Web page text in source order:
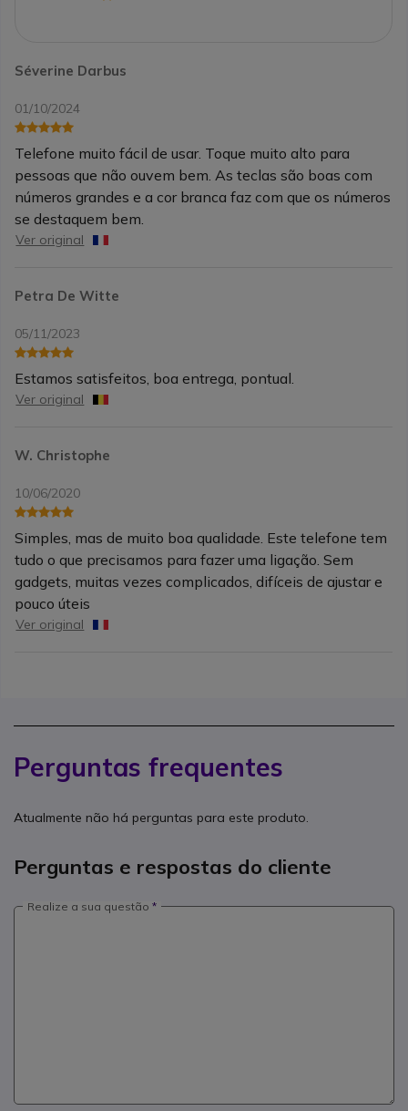
Séverine Darbus
01/10/2024
Telefone muito fácil de usar. Toque muito alto para
pessoas que não ouvem bem. As teclas são boas com
números grandes e a cor branca faz com que os números
se destaquem bem.
Ver original
Petra De Witte
05/11/2023
Estamos satisfeitos, boa entrega, pontual.
Ver original
W. Christophe
10/06/2020
Simples, mas de muito boa qualidade. Este telefone tem
tudo o que precisamos para fazer uma ligação. Sem
gadgets, muitas vezes complicados, difíceis de ajustar e
pouco úteis
Ver original
Perguntas frequentes
Atualmente não há perguntas para este produto.
Perguntas e respostas do cliente
Realize a sua questão